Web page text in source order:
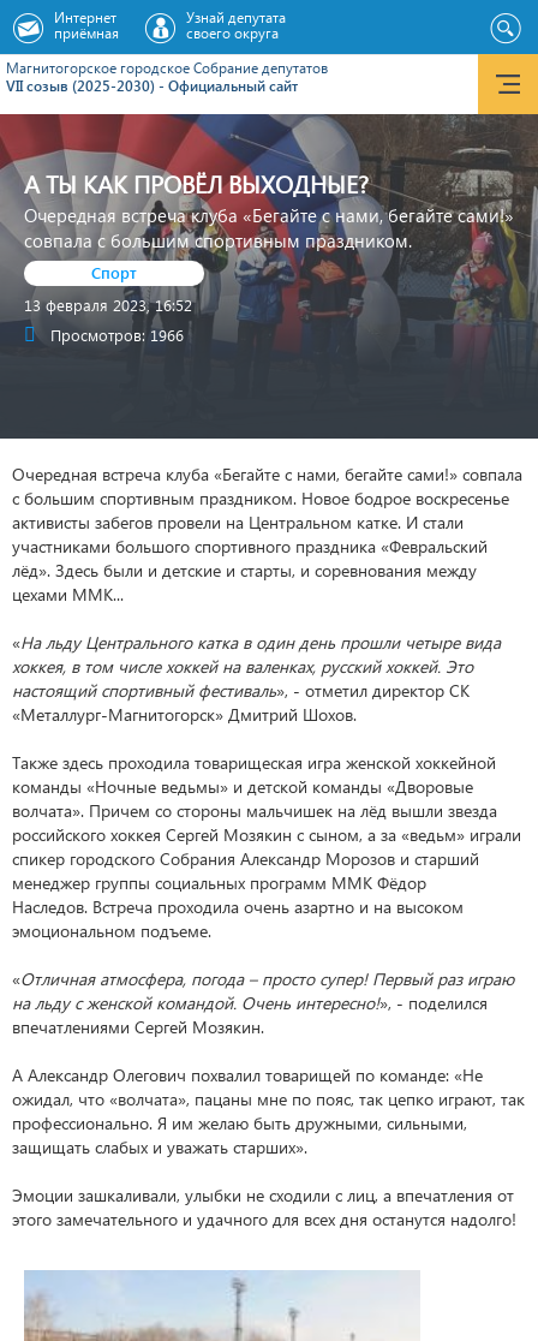
Магнитогорское городское Cобрание депутатов
VII созыв (2025-2030) - Официальный сайт
Интернет
приёмная
Узнай депутата
своего округа
А ТЫ КАК ПРОВЁЛ ВЫХОДНЫЕ?
Очередная встреча клуба «Бегайте с нами, бегайте сами!»
совпала с большим спортивным праздником.
Спорт
13 февраля 2023, 16:52
Просмотров: 1966
Очередная встреча клуба «Бегайте с нами, бегайте сами!» совпала
с большим спортивным праздником. Новое бодрое воскресенье
активисты забегов провели на Центральном катке. И стали
участниками большого спортивного праздника «Февральский
лёд». Здесь были и детские и старты, и соревнования между
цехами ММК...
«На льду Центрального катка в один день прошли четыре вида
хоккея, в том числе хоккей на валенках, русский хоккей. Это
настоящий спортивный фестиваль», - отметил директор СК
«Металлург-Магнитогорск» Дмитрий Шохов.
Также здесь проходила товарищеская игра женской хоккейной
команды «Ночные ведьмы» и детской команды «Дворовые
волчата». Причем со стороны мальчишек на лёд вышли звезда
российского хоккея Сергей Мозякин с сыном, а за «ведьм» играли
спикер городского Собрания Александр Морозов и старший
менеджер группы социальных программ ММК Фёдор
Наследов. Встреча проходила очень азартно и на высоком
эмоциональном подъеме.
«Отличная атмосфера, погода – просто супер! Первый раз играю
на льду с женской командой. Очень интересно!», - поделился
впечатлениями Сергей Мозякин.
А Александр Олегович похвалил товарищей по команде: «Не
ожидал, что «волчата», пацаны мне по пояс, так цепко играют, так
профессионально. Я им желаю быть дружными, сильными,
защищать слабых и уважать старших».
Эмоции зашкаливали, улыбки не сходили с лиц, а впечатления от
этого замечательного и удачного для всех дня останутся надолго!